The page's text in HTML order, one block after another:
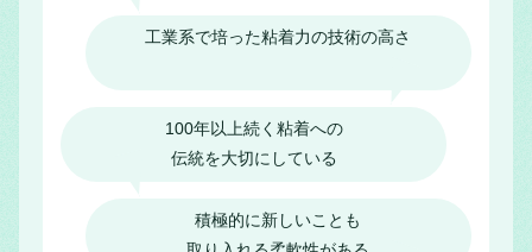
工業系で培った粘着力の技術の高さ
100年以上続く粘着への
伝統を大切にしている
積極的に新しいことも